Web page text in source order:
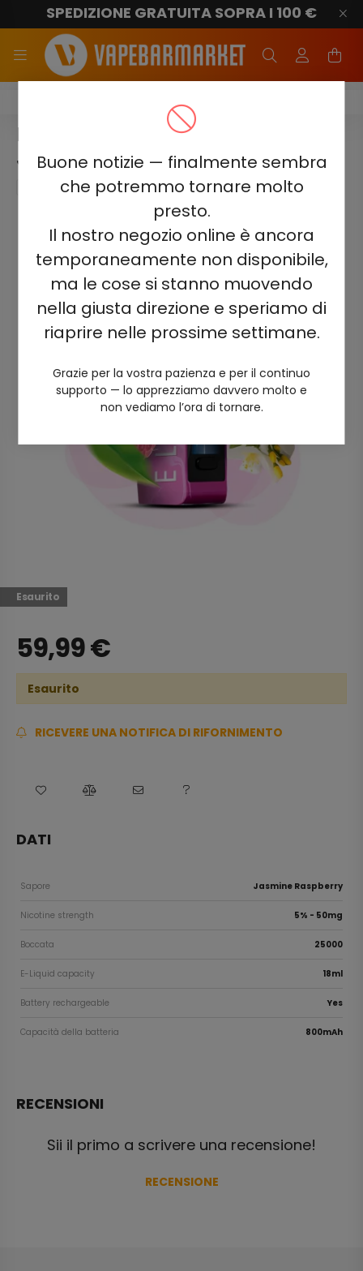
Buone notizie — finalmente sembra
che potremmo tornare molto
presto.
Il nostro negozio online è ancora
temporaneamente non disponibile,
ma le cose si stanno muovendo
nella giusta direzione e speriamo di
riaprire nelle prossime settimane.
Grazie per la vostra pazienza e per il continuo
supporto — lo apprezziamo davvero molto e
non vediamo l’ora di tornare.
SPEDIZIONE GRATUITA SOPRA I 100 €
Elf Bar Planet 25000
ELF BAR PLANET 25000 -
JASMINE RASPBERRY 5%
Esaurito
59,99€
Esaurito
RICEVERE UNA NOTIFICA DI RIFORNIMENTO
DATI
Sapore Jasmine Raspberry
Nicotine strength 5% - 50mg
Boccata 25000
E-Liquid capacity 18ml
Battery rechargeable Yes
Capacità della batteria 800mAh
RECENSIONI
Sii il primo a scrivere una recensione!
RECENSIONE